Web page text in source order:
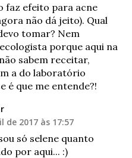
faz efeito para acne
não dá jeito). Qual
tomar? Nem
porque aqui na
sabem receitar,
a do laboratório
é que me entende?!
de 2017 às 17:57
só selene quanto
por aqui... :)